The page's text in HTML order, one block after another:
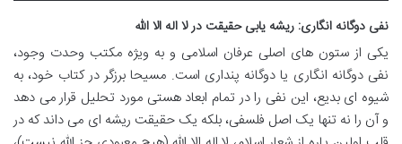
نفی دوگانه انگاری: ریشه یابی حقیقت در لا اله الا الله
یکی از ستون های اصلی عرفان اسلامی و به ویژه مکتب وحدت وجود،
نفی دوگانه انگاری یا دوگانه پنداری است. مسیحا برزگر در کتاب خود، به
شیوه ای بدیع، این نفی را در تمام ابعاد هستی مورد تحلیل قرار می دهد
و آن را نه تنها یک اصل فلسفی، بلکه یک حقیقت ریشه ای می داند که در